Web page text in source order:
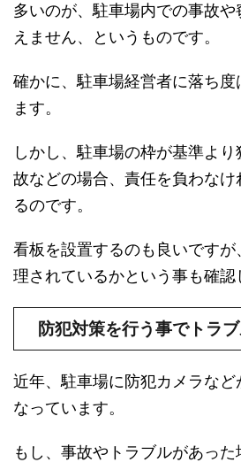
多いのが、駐車場内での事故
えません、というものです。
確かに、駐車場経営者に落ち
ます。
しかし、駐車場の枠が基準よ
故などの場合、責任を負わな
るのです。
看板を設置するのも良いです
理されているかという事も確認
防犯対策を行う事でトラ
近年、駐車場に防犯カメラなど
なっています。
もし、事故やトラブルがあっ